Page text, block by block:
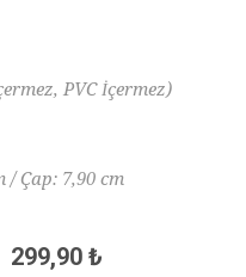
PVC İçermez)
/ Çap: 7,90 cm
299,90 ₺